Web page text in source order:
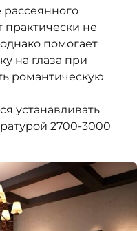
практически не
помогает
на глаза при
романтическую
устанавливать
2700-3000